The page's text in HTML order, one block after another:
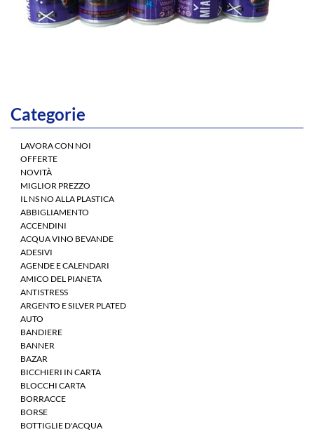
Categorie
LAVORA CON NOI
OFFERTE
NOVITÀ
MIGLIOR PREZZO
IL NS NO ALLA PLASTICA
ABBIGLIAMENTO
ACCENDINI
ACQUA VINO BEVANDE
ADESIVI
AGENDE E CALENDARI
AMICO DEL PIANETA
ANTISTRESS
ARGENTO E SILVER PLATED
AUTO
BANDIERE
BANNER
BAZAR
BICCHIERI IN CARTA
BLOCCHI CARTA
BORRACCE
BORSE
BOTTIGLIE D'ACQUA